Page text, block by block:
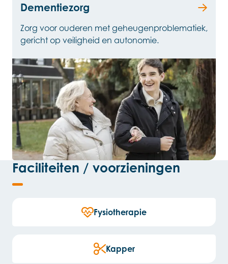
Dementiezorg
Zorg voor ouderen met geheugenproblematiek,
gericht op veiligheid en autonomie.
Faciliteiten / voorzieningen
Fysiotherapie
Kapper